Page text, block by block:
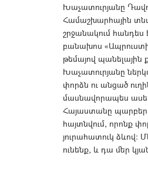
Խաչատուրյանը
Համաշխարհային
շրջանակում հանդես
բանախոս
թեմայով
Խաչատուրյանը
փորձն ու անցած
մասնավորապես
Հայաստանը
հայտնվում, որոնք
յուրահատուկ ձևով:
ունենք, և դա մեր